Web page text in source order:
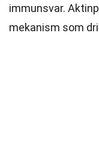
immunsvar.
mekanism som